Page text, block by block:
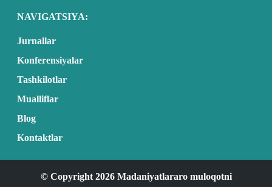
NAVIGATSIYA:
Jurnallar
Konferensiyalar
Tashkilotlar
Mualliflar
Blog
Kontaktlar
© Copyright 2026 Madaniyatlararo muloqotni